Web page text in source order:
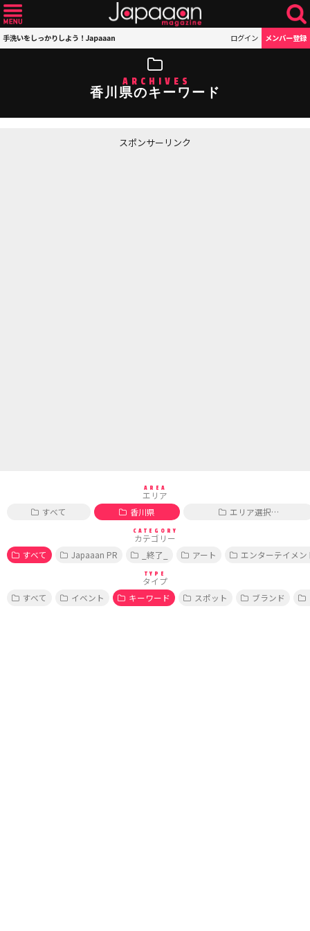
手洗いをしっかりしよう！Japaaan ログイン メンバー登録
ARCHIVES
香川県のキーワード
スポンサーリンク
AREA
エリア
すべて
香川県 エリア選択…
CATEGORY
カテゴリー
すべて
Japaaan PR _終了_ アート エンターテイメン
TYPE
タイプ
すべて
イベント キーワード スポット ブランド